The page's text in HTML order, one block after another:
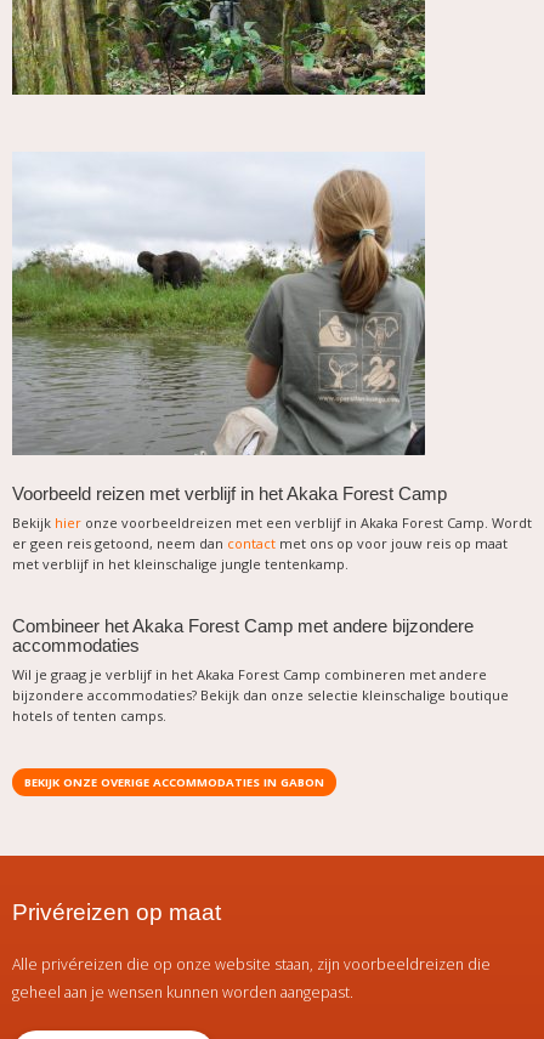
Voorbeeld reizen met verblijf in het Akaka Forest Camp
Bekijk hier onze voorbeeldreizen met een verblijf in Akaka Forest Camp. Wordt
er geen reis getoond, neem dan contact met ons op voor jouw reis op maat
met verblijf in het kleinschalige jungle tentenkamp.
Combineer het Akaka Forest Camp met andere bijzondere
accommodaties
Wil je graag je verblijf in het Akaka Forest Camp combineren met andere
bijzondere accommodaties? Bekijk dan onze selectie kleinschalige boutique
hotels of tenten camps.
BEKIJK ONZE OVERIGE ACCOMMODATIES IN GABON
Privéreizen op maat
Alle privéreizen die op onze website staan, zijn voorbeeldreizen die
geheel aan je wensen kunnen worden aangepast.